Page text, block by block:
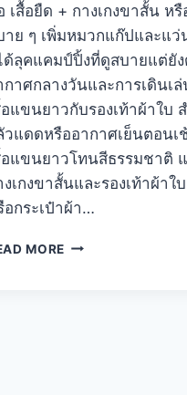
เสื้อยืด + กางเกงขาสั้น หรื
าย ๆ เพิ่มหมวกแก๊ปและแ
ด้ลุคแคมป์ปิ้งที่ดูสบายแต่ยัง
กาศกลางวันและการเดินเ
อแขนยาวกับรองเท้าผ้าใบ
วแดดหรืออากาศเย็นตอนเ
อแขนยาวโทนสีธรรมชาติ
งเกงขาสั้นและรองเท้าผ้าใ
อกระเป๋าผ้า…
MORE รวม